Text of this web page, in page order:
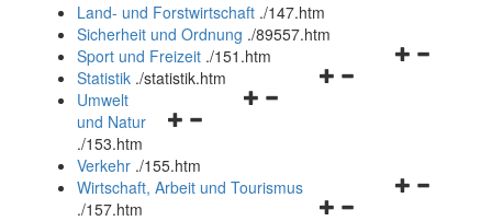
und
schließen
Land- und Forstwirtschaft ./147.htm
Sicherheit und Ordnung ./89557.htm
Navigationsmenü
Sport und Freizeit ./151.htm
Navigationsmenü
Statistik ./statistik.htm
Navigationsmenü
und
schließen
Umwelt
und Natur
./153.htm
Verkehr ./155.htm
Navigationsmenü
Wirtschaft, Arbeit und Tourismus
./157.htm